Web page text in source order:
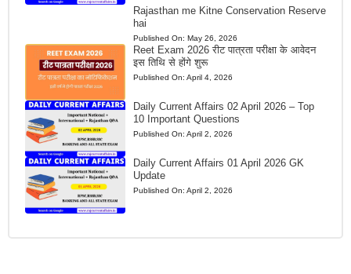
Rajasthan me Kitne Conservation Reserve
hai
Published On: May 26, 2026
Reet Exam 2026 रीट पात्रता परीक्षा के आवेदन
इस तिथि से होंगे शुरू
Published On: April 4, 2026
Daily Current Affairs 02 April 2026 – Top
10 Important Questions
Published On: April 2, 2026
Daily Current Affairs 01 April 2026 GK
Update
Published On: April 2, 2026